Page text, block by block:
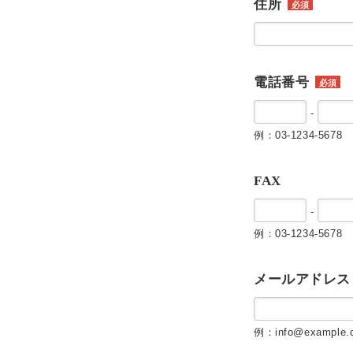
住所 必須
電話番号 必須
-
例：03-1234-5678
FAX
-
例：03-1234-5678
メールアドレス
例：